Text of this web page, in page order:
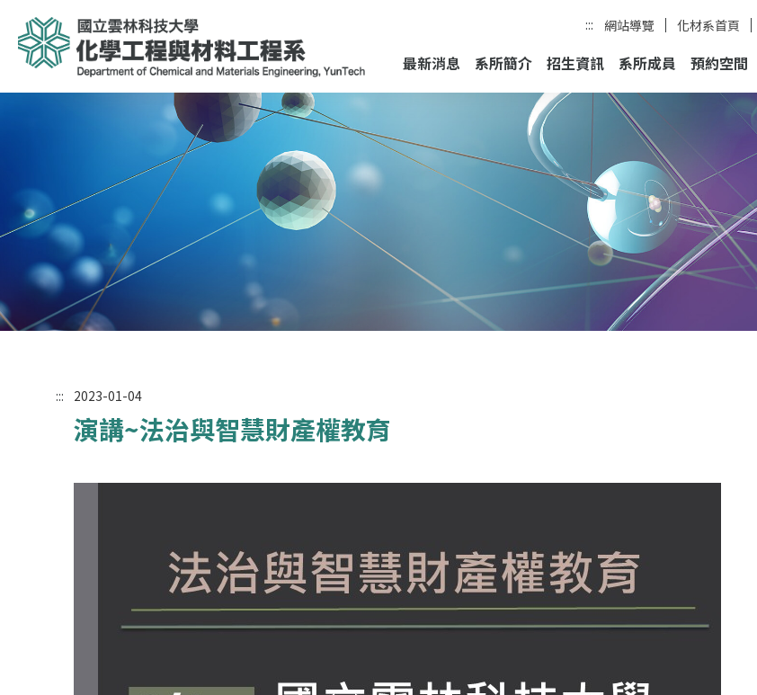
::: 網站導覽 化材系首頁
最新消息 系所簡介 招生資訊 系所成員 預約空間
::: 2023-01-04
演講~法治與智慧財產權教育